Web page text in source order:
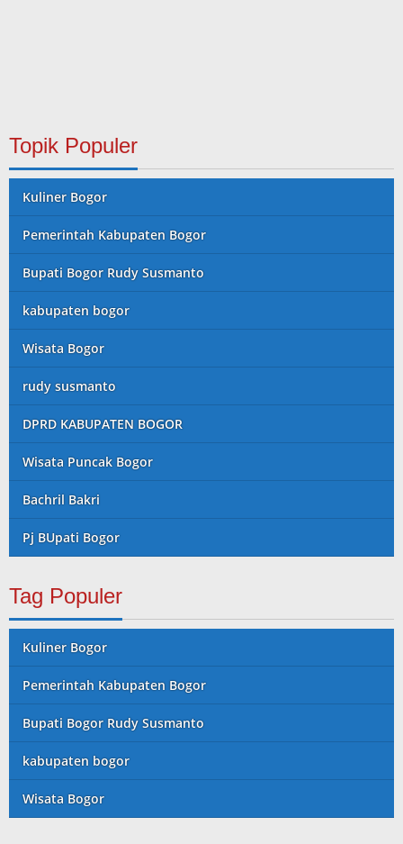
Topik Populer
Kuliner Bogor
Pemerintah Kabupaten Bogor
Bupati Bogor Rudy Susmanto
kabupaten bogor
Wisata Bogor
rudy susmanto
DPRD KABUPATEN BOGOR
Wisata Puncak Bogor
Bachril Bakri
Pj BUpati Bogor
Tag Populer
Kuliner Bogor
Pemerintah Kabupaten Bogor
Bupati Bogor Rudy Susmanto
kabupaten bogor
Wisata Bogor